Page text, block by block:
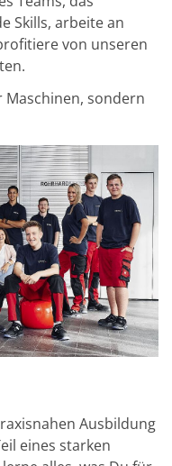
Skills, arbeite an
von unseren
Maschinen, sondern
Ausbildung
eines starken